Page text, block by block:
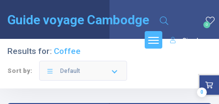
Guide voyage Cambodge 0
Sign In
Results for: Coffee
Sort by: Default
0